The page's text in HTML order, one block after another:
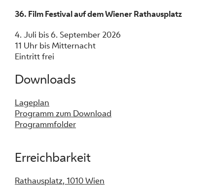
36. Film Festival auf dem Wiener Rathausplatz
4. Juli bis 6. September 2026
11 Uhr bis Mitternacht
Eintritt frei
Downloads
Lageplan
Programm zum Download
Programmfolder
Erreichbarkeit
Rathausplatz, 1010 Wien